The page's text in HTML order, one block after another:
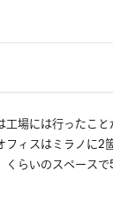
場には行ったこ
ィスはミラノに2
らいのスペースで